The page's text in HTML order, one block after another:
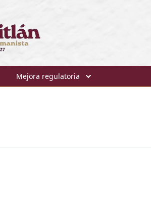
Mejora regulatoria